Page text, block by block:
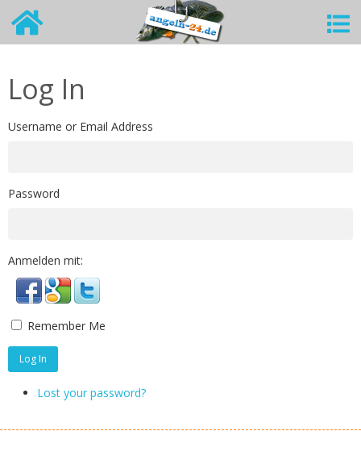
Log In
Username or Email Address
Password
Anmelden mit:
Remember Me
Log In
Lost your password?